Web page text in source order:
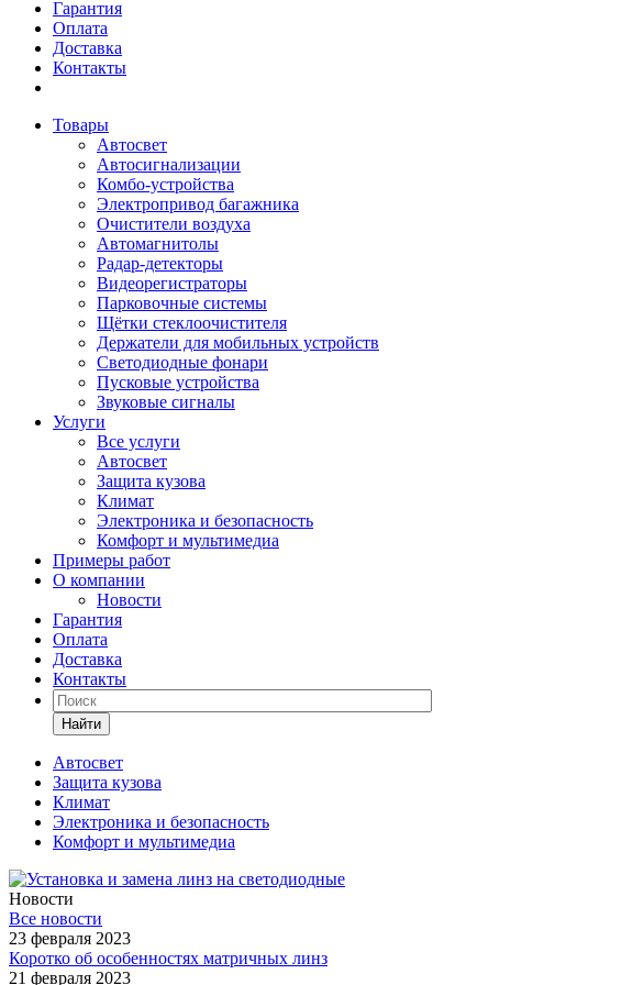
Гарантия
Оплата
Доставка
Контакты
Товары
Автосвет
Автосигнализации
Комбо-устройства
Электропривод багажника
Очистители воздуха
Автомагнитолы
Радар-детекторы
Видеорегистраторы
Парковочные системы
Щётки стеклоочистителя
Держатели для мобильных устройств
Светодиодные фонари
Пусковые устройства
Звуковые сигналы
Услуги
Все услуги
Автосвет
Защита кузова
Климат
Электроника и безопасность
Комфорт и мультимедиа
Примеры работ
О компании
Новости
Гарантия
Оплата
Доставка
Контакты
Найти
Автосвет
Защита кузова
Климат
Электроника и безопасность
Комфорт и мультимедиа
Новости
Все новости
23 февраля 2023
Коротко об особенностях матричных линз
21 февраля 2023